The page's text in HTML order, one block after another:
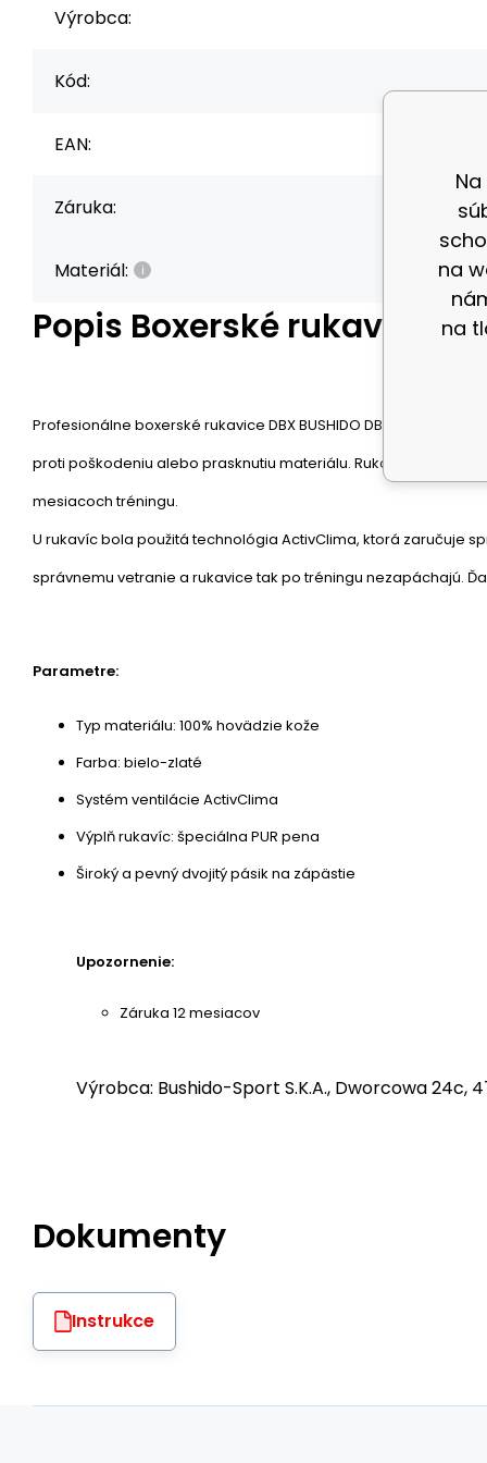
Výrobca:
Kód:
EAN:
Záruka:
Materiál:
Popis Boxerské rukavice
Profesionálne boxerské rukavice DBX BUSHIDO DBD-B-2 sú
proti poškodeniu alebo prasknutiu materiálu. Rukavice sú
mesiacoch tréningu.
U rukavíc bola použitá technológia ActivClima, ktorá zaručuje
správnemu vetranie a rukavice tak po tréningu nezapáchajú.
Parametre:
Typ materiálu: 100% hovädzie kože
Farba: bielo-zlaté
Systém ventilácie ActivClima
Výplň rukavíc: špeciálna PUR pena
Široký a pevný dvojitý pásik na zápästie
Upozornenie:
Záruka 12 mesiacov
Výrobca: Bushido-Sport S.K.A., Dworcowa 24c,
Dokumenty
Instrukce
na
na